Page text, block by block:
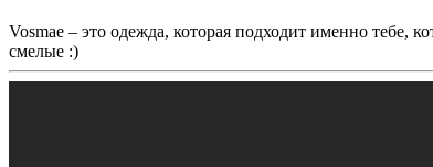
Vosmae – это одежда, которая подходит именно тебе,
смелые :)